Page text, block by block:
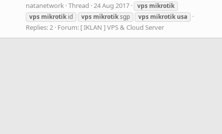
natanetwork Thread 24 Aug 2017 vps mikrotik
vps mikrotik id vps mikrotiksgp vps mikrotik usa
Replies: 2 Forum: [ IKLAN ] VPS & Cloud Server